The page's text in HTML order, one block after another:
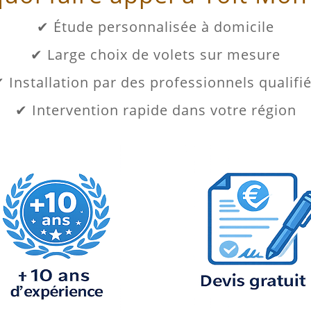
✔ Étude personnalisée à domicile
✔ Large choix de volets sur mesure
Installation par des professionnels
✔ Intervention rapide dans votre région